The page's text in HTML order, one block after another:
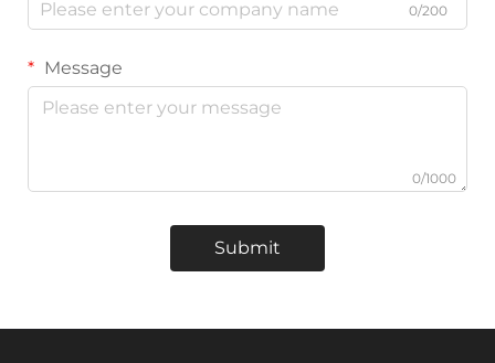
0/200
Message
0/1000
Submit